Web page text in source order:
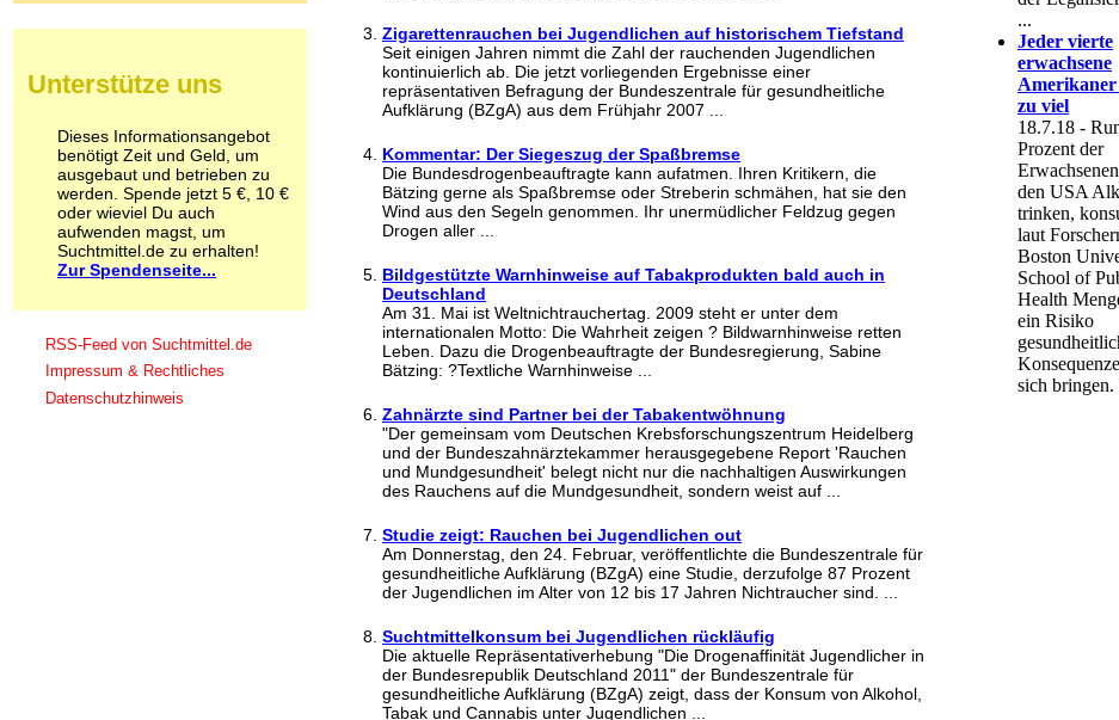
Zigarettenrauchen bei Jugendlichen auf historischem Tiefstand
Seit einigen Jahren nimmt die Zahl der rauchenden Jugendlichen
kontinuierlich ab. Die jetzt vorliegenden Ergebnisse einer
repräsentativen Befragung der Bundeszentrale für gesundheitliche
Aufklärung (BZgA) aus dem Frühjahr 2007 ...
Kommentar: Der Siegeszug der Spaßbremse
Die Bundesdrogenbeauftragte kann aufatmen. Ihren Kritikern, die
Bätzing gerne als Spaßbremse oder Streberin schmähen, hat sie den
Wind aus den Segeln genommen. Ihr unermüdlicher Feldzug gegen
Drogen aller ...
Bildgestützte Warnhinweise auf Tabakprodukten bald auch in
Deutschland
Am 31. Mai ist Weltnichtrauchertag. 2009 steht er unter dem
internationalen Motto: Die Wahrheit zeigen ? Bildwarnhinweise retten
Leben. Dazu die Drogenbeauftragte der Bundesregierung, Sabine
Bätzing: ?Textliche Warnhinweise ...
Zahnärzte sind Partner bei der Tabakentwöhnung
"Der gemeinsam vom Deutschen Krebsforschungszentrum Heidelberg
und der Bundeszahnärztekammer herausgegebene Report 'Rauchen
und Mundgesundheit' belegt nicht nur die nachhaltigen Auswirkungen
des Rauchens auf die Mundgesundheit, sondern weist auf ...
Studie zeigt: Rauchen bei Jugendlichen out
Am Donnerstag, den 24. Februar, veröffentlichte die Bundeszentrale für
gesundheitliche Aufklärung (BZgA) eine Studie, derzufolge 87 Prozent
der Jugendlichen im Alter von 12 bis 17 Jahren Nichtraucher sind. ...
Suchtmittelkonsum bei Jugendlichen rückläufig
Die aktuelle Repräsentativerhebung "Die Drogenaffinität Jugendlicher in
der Bundesrepublik Deutschland 2011" der Bundeszentrale für
gesundheitliche Aufklärung (BZgA) zeigt, dass der Konsum von Alkohol,
Tabak und Cannabis unter Jugendlichen ...
Pilze
Psychopharmaka
Schlafmittel
Schmerzmittel
Schnüffelstoffe
Spice
Sucht / Süchte
Alkoholsucht
Co-Abhängigkeit
Computersucht
Ess-Brechsucht
Essstörungen
Fernsehsucht
Unterstütze uns
Dieses Informationsangebot
benötigt Zeit und Geld, um
ausgebaut und betrieben zu
werden. Spende jetzt 5 €, 10 €
oder wieviel Du auch
aufwenden magst, um
Suchtmittel.de zu erhalten!
Zur Spendenseite...
RSS-Feed von Suchtmittel.de
Impressum & Rechtliches
Datenschutzhinweis